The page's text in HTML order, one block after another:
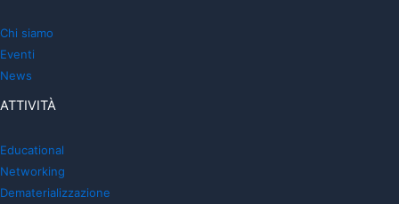
Chi siamo
Eventi
News
ATTIVITÀ
Educational
Networking
Dematerializzazione